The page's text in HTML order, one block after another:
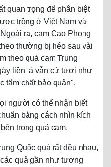
quan trọng để phân biệt
trồng ở Việt Nam và
ra, cam Cao Phong
thường bị héo sau vài
theo quả cam Trung
liền lá vẫn cứ tươi như
tẩm chất bảo quản".
người có thể nhận biết
bằng cách nhìn kích
trong quả cam.
Quốc quả rất đều nhau,
quả gần như tương